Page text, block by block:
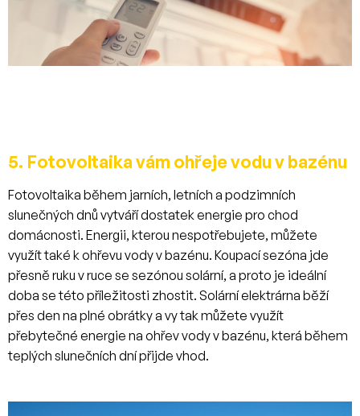
5. Fotovoltaika vám ohřeje vodu v bazénu
Fotovoltaika během jarních, letních a podzimních
slunečných dnů vytváří dostatek energie pro chod
domácnosti. Energii, kterou nespotřebujete, můžete
využít také k ohřevu vody v bazénu. Koupací sezóna jde
přesně ruku v ruce se sezónou solární, a proto je ideální
doba se této příležitosti zhostit. Solární elektrárna běží
přes den na plné obrátky a vy tak můžete využít
přebytečné energie na ohřev vody v bazénu, která během
teplých slunečních dní přijde vhod.